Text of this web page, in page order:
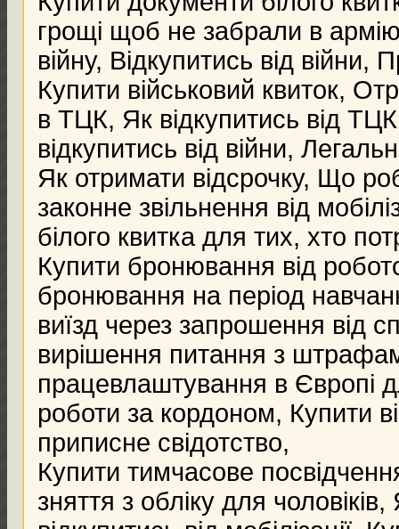
грощі щоб не забрали в
війну, Відкупитись від війни,
Купити військовий квиток,
в ТЦК, Як відкупитись від
відкупитись від війни,
Як отримати відсрочку, Що
законне звільнення від
білого квитка для тих, хто
Купити бронювання від
бронювання на період
виїзд через запрошення від
вирішення питання з
працевлаштування в Європі
роботи за кордоном, Купити
приписне свідотство,
Купити тимчасове
зняття з обліку для